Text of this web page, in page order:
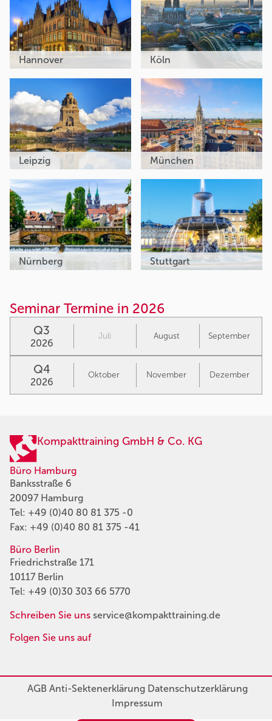
Hannover Köln
Leipzig München
Nürnberg Stuttgart
Seminar Termine in 2026
Q3
2026
Juli August September
Q4
2026
Oktober November Dezember
Kompakttraining GmbH & Co. KG
Büro Hamburg
Banksstraße 6
20097 Hamburg
Tel: +49 (0)40 80 81 375 -0
Fax: +49 (0)40 80 81 375 -41
Büro Berlin
Friedrichstraße 171
10117 Berlin
Tel: +49 (0)30 303 66 5770
Schreiben Sie uns service@kompakttraining.de
Folgen Sie uns auf
AGBAnti-SektenerklärungDatenschutzerklärung
Impressum